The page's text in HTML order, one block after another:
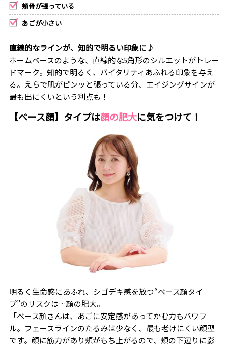
頬骨が張っている
あごが小さい
直線的なラインが、知的で明るい印象に♪
ホームベースのような、直線的な5角形のシルエットがトレー
ドマーク。知的で明るく、バイタリティあふれる印象を与え
る。えらで肌がピンッと張っている分、エイジングサインが
最も出にくいという利点も！
【ベース顔】タイプは顔の肥大に気をつけて！
明るく生命感にあふれ、シゴデキ感を放つ“ベース顔タイ
プ”のリスクは…顔の肥大。
「ベース顔さんは、あごに安定感があってかむ力もパワフ
ル。フェースラインのたるみは少なく、最も老けにくい顔型
です。顔に筋力があり頬がもち上がるので、頬の下辺りに影